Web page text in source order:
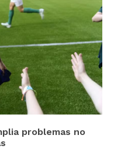
problemas no